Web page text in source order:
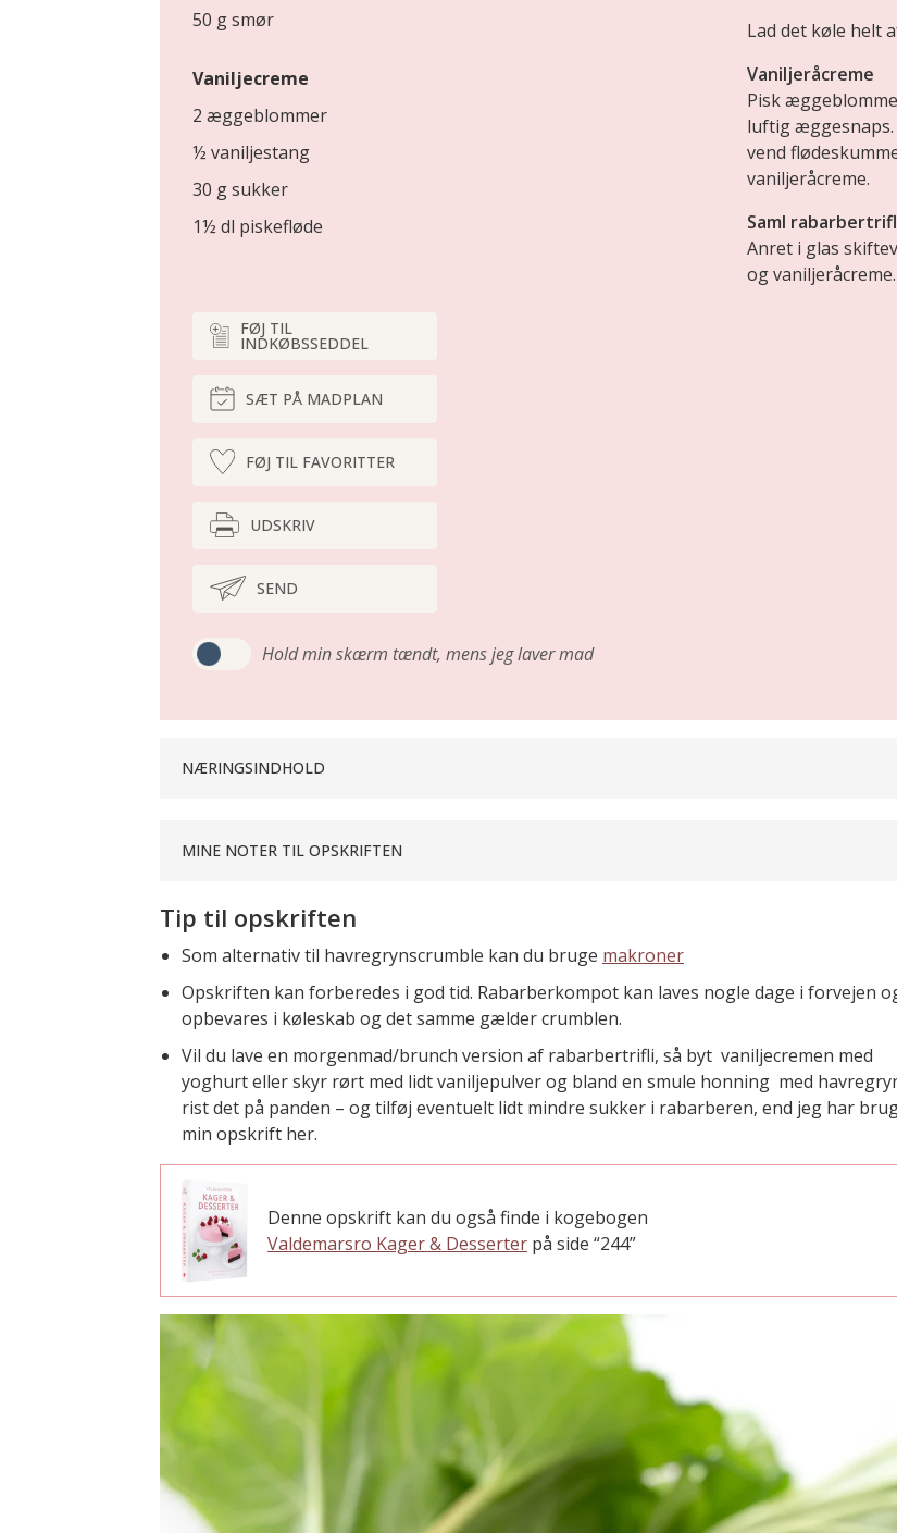
50 g smør
Vaniljecreme
2 æggeblommer
½ vaniljestang
30 g sukker
1½ dl piskefløde
Lad det køle helt
Vaniljeråcreme
Pisk
luftig
vend
vaniljeråcreme.
Saml
Anret i glas
og
FØJ TIL
INDKØBSSEDDEL
SÆT PÅ MADPLAN
FØJ TIL FAVORITTER
UDSKRIV
SEND
Hold min skærm tændt, mens jeg laver mad
NÆRINGSINDHOLD
MINE NOTER TIL OPSKRIFTEN
Tip til opskriften
Som alternativ til havregrynscrumble kan du bruge makroner
Opskriften kan forberedes i god tid. Rabarberkompot kan laves nogle dage i forvejen
opbevares i køleskab og det samme gælder crumblen.
Vil du lave en morgenmad/brunch version af rabarbertrifli, så byt vaniljecremen med
yoghurt eller skyr rørt med lidt vaniljepulver og bland en smule honning med
rist det på panden – og tilføj eventuelt lidt mindre sukker i rabarberen, end jeg har
min opskrift her.
Denne opskrift kan du også finde i kogebogen
Valdemarsro Kager & Desserter på side “244”